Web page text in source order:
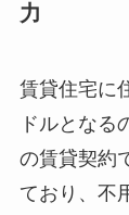
力
賃貸住宅に
ドルとなる
の賃貸契約
ており、不